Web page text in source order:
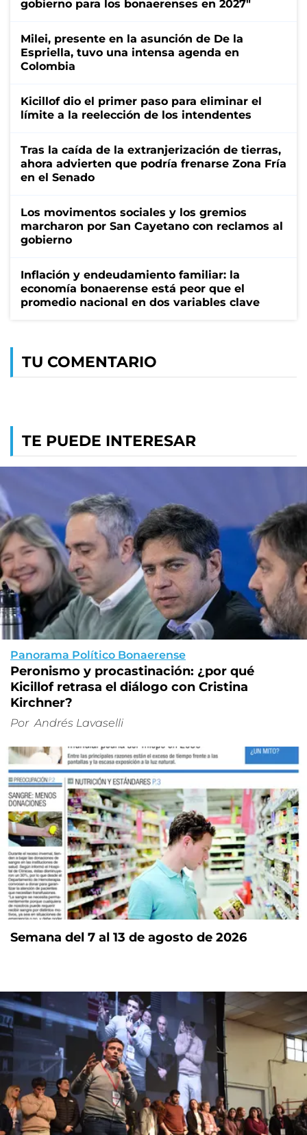
gobierno para los bonaerenses en 2027"
Milei, presente en la asunción de De la
Espriella, tuvo una intensa agenda en
Colombia
Kicillof dio el primer paso para eliminar el
límite a la reelección de los intendentes
Tras la caída de la extranjerización de tierras,
ahora advierten que podría frenarse Zona Fría
en el Senado
Los movimentos sociales y los gremios
marcharon por San Cayetano con reclamos al
gobierno
Inflación y endeudamiento familiar: la
economía bonaerense está peor que el
promedio nacional en dos variables clave
TU COMENTARIO
TE PUEDE INTERESAR
Panorama Político Bonaerense
Peronismo y procastinación: ¿por qué
Kicillof retrasa el diálogo con Cristina
Kirchner?
Por Andrés Lavaselli
Semana del 7 al 13 de agosto de 2026